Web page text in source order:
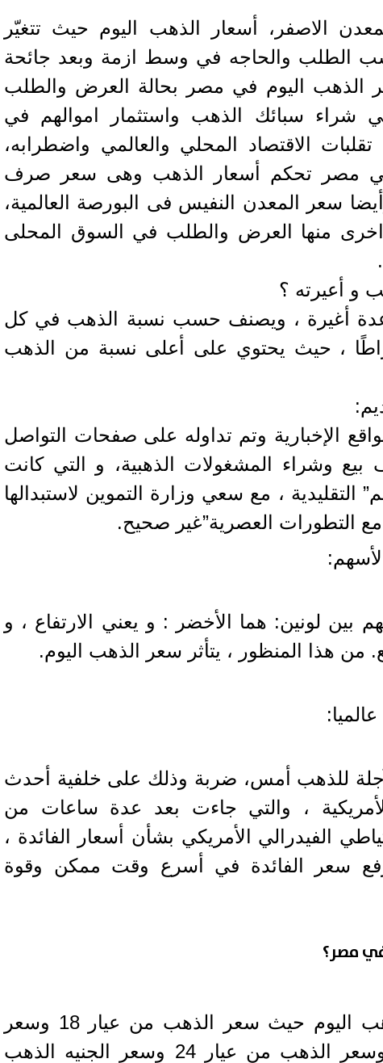
الاصفر، أسعار الذهب اليوم حيث تتغيّر
الطلب والحاجه في وسط ازمة وبعد جائحة
الذهب اليوم في مصر بحالة العرض والطلب
شراء سبائك الذهب واستثمار اموالهم في
الاقتصاد المحلي والعالمي واضطرابه،
في مصر تحكم أسعار الذهب وهى سعر صرف
وأيضا سعر المعدن النفيس فى البورصة العالمية،
اخرى منها العرض والطلب في السوق المحلى
و أعيرته ؟
أغيرة ، ويصنف حسب نسبة الذهب في كل
، وأغلاها 24 قيراطًا ، حيث يحتوي على أعلى نسبة من الذهب
الإخبارية وتم تداوله على صفحات التواصل
بيع وشراء المشغولات الذهبية، و التي كانت
التقليدية ، مع سعي وزارة التموين لاستبدالها
مع التطورات العصرية”غير صحيح.
بين لونين: هما الأخضر : و يعني الارتفاع ، و
من هذا المنظور ، يتأثر سعر الذهب اليوم.
للذهب أمس، ضربة وذلك على خلفية أحدث
الأمريكية ، والتي جاءت بعد عدة ساعات من
الفيدرالي الأمريكي بشأن أسعار الفائدة ،
سعر الفائدة في أسرع وقت ممكن وقوة
مصر؟
نقدم لكم اسعار الذهب اليوم حيث سعر الذهب من عيار 18 وسعر
الذهب من عيار 21 وسعر الذهب من عيار 24 وسعر الجنيه الذهب